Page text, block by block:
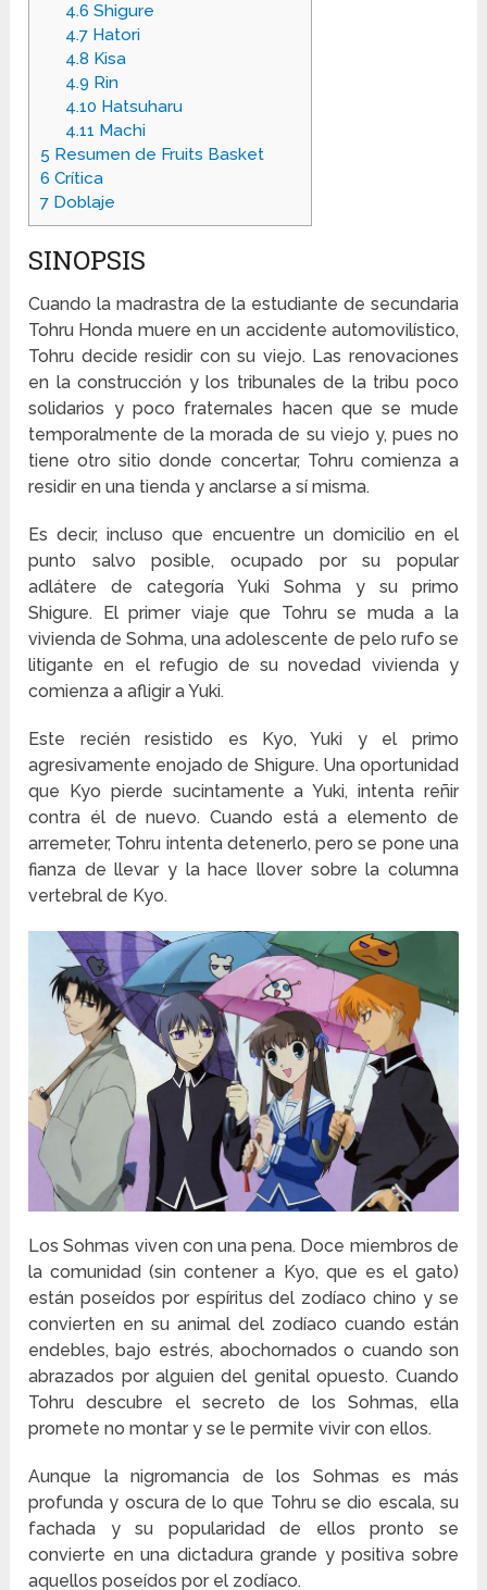
4.6 Shigure
4.7Hatori
4.8 Kisa
4.9 Rin
4.10 Hatsuharu
4.11 Machi
5 Resumen de Fruits Basket
6 Crítica
7 Doblaje
SINOPSIS
Cuando la madrastra de la estudiante de secundaria
Tohru Honda muere en un accidente automovilístico,
Tohru decide residir con su viejo. Las renovaciones
en la construcción y los tribunales de la tribu poco
solidarios y poco fraternales hacen que se mude
temporalmente de la morada de su viejo y, pues no
tiene otro sitio donde concertar, Tohru comienza a
residir en una tienda y anclarse a sí misma.
Es decir, incluso que encuentre un domicilio en el
punto salvo posible, ocupado por su popular
adlátere de categoría Yuki Sohma y su primo
Shigure. El primer viaje que Tohru se muda a la
vivienda de Sohma, una adolescente de pelo rufo se
litigante en el refugio de su novedad vivienda y
comienza a afligir a Yuki.
Este recién resistido es Kyo, Yuki y el primo
agresivamente enojado de Shigure. Una oportunidad
que Kyo pierde sucintamente a Yuki, intenta reñir
contra él de nuevo. Cuando está a elemento de
arremeter, Tohru intenta detenerlo, pero se pone una
fianza de llevar y la hace llover sobre la columna
vertebral de Kyo.
Los Sohmas viven con una pena. Doce miembros de
la comunidad (sin contener a Kyo, que es el gato)
están poseídos por espíritus del zodíaco chino y se
convierten en su animal del zodíaco cuando están
endebles, bajo estrés, abochornados o cuando son
abrazados por alguien del genital opuesto. Cuando
Tohru descubre el secreto de los Sohmas, ella
promete no montar y se le permite vivir con ellos.
Aunque la nigromancia de los Sohmas es más
profunda y oscura de lo que Tohru se dio escala, su
fachada y su popularidad de ellos pronto se
convierte en una dictadura grande y positiva sobre
aquellos poseídos por el zodíaco.